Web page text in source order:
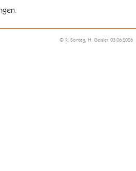
© R. Sontag, H. Geisler, 03.06.2026